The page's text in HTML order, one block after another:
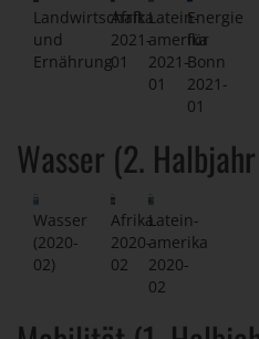
Landwirtschaft
und
Ernährung
Afrika
2021-
01
Latein-
amerika
2021-
01
Energie
für
Bonn
2021-
01
Wasser (2.
Wasser
(2020-
02)
Afrika
2020-
02
Latein-
amerika
2020-
02